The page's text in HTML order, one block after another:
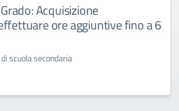
Acquisizione
ore aggiuntive fino a 6
scuola secondaria